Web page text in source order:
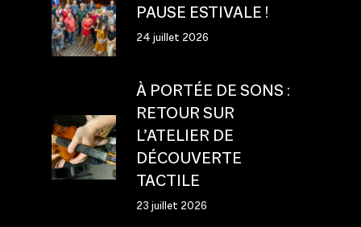
PAUSE ESTIVALE !
24 juillet 2026
À PORTÉE DE SONS :
RETOUR SUR
L’ATELIER DE
DÉCOUVERTE
TACTILE
23 juillet 2026